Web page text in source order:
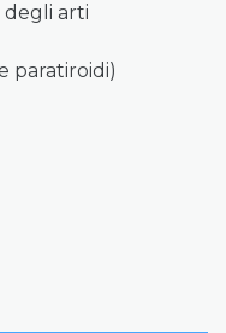
degli arti
paratiroidi)